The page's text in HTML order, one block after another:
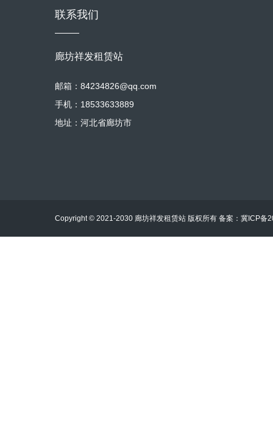
联系我们
廊坊祥发租赁站
邮箱：84234826@qq.com
手机：18533633889
地址：河北省廊坊市
Copyright © 2021-2030 廊坊祥发租赁站 版权所有 备案： 冀ICP备